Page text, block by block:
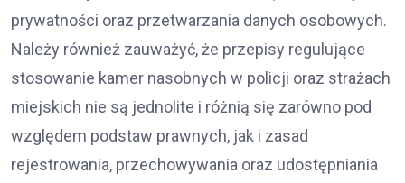
prywatności oraz przetwarzania danych osobowych.
Należy również zauważyć, że przepisy regulujące
stosowanie kamer nasobnych w policji oraz strażach
miejskich nie są jednolite i różnią się zarówno pod
względem podstaw prawnych, jak i zasad
rejestrowania, przechowywania oraz udostępniania